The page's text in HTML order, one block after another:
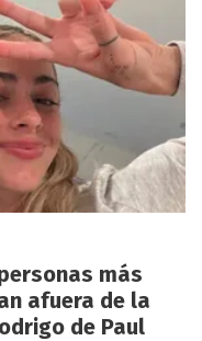
más
afuera de la
de Paul